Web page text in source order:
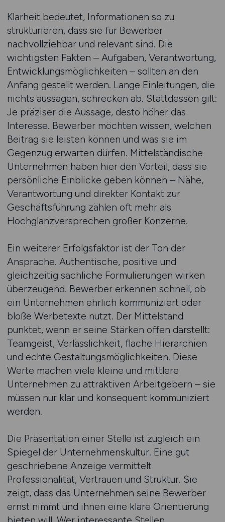
Klarheit bedeutet, Informationen so zu
strukturieren, dass sie für Bewerber
nachvollziehbar und relevant sind. Die
wichtigsten Fakten – Aufgaben, Verantwortung,
Entwicklungsmöglichkeiten – sollten an den
Anfang gestellt werden. Lange Einleitungen, die
nichts aussagen, schrecken ab. Stattdessen gilt:
Je präziser die Aussage, desto höher das
Interesse. Bewerber möchten wissen, welchen
Beitrag sie leisten können und was sie im
Gegenzug erwarten dürfen. Mittelständische
Unternehmen haben hier den Vorteil, dass sie
persönliche Einblicke geben können – Nähe,
Verantwortung und direkter Kontakt zur
Geschäftsführung zählen oft mehr als
Hochglanzversprechen großer Konzerne.
Ein weiterer Erfolgsfaktor ist der Ton der
Ansprache. Authentische, positive und
gleichzeitig sachliche Formulierungen wirken
überzeugend. Bewerber erkennen schnell, ob
ein Unternehmen ehrlich kommuniziert oder
bloße Werbetexte nutzt. Der Mittelstand
punktet, wenn er seine Stärken offen darstellt:
Teamgeist, Verlässlichkeit, flache Hierarchien
und echte Gestaltungsmöglichkeiten. Diese
Werte machen viele kleine und mittlere
Unternehmen zu attraktiven Arbeitgebern – sie
müssen nur klar und konsequent kommuniziert
werden.
Die Präsentation einer Stelle ist zugleich ein
Spiegel der Unternehmenskultur. Eine gut
geschriebene Anzeige vermittelt
Professionalität, Vertrauen und Struktur. Sie
zeigt, dass das Unternehmen seine Bewerber
ernst nimmt und ihnen eine klare Orientierung